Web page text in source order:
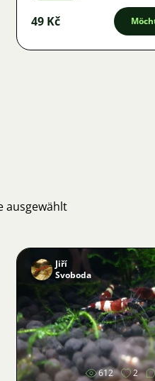
49 Kč
ausgewählt
Bild
Jiří
Svoboda
612 2